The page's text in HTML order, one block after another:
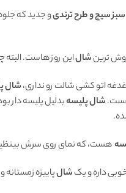
سبز سیج و طرحترندیو جدید که
ترینشالاین روز هاست. البته
اتو کشی شالت رو نداری،شال
شال پلیسهبدلیل پلیسه دار
هست، که نمای روی سرش
داره و یکشالپاییزه